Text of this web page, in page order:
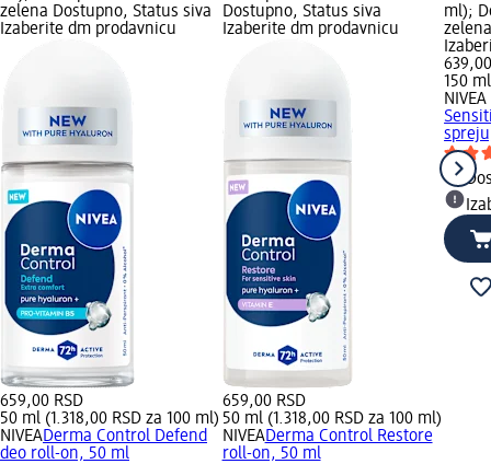
zelena Dostupno, Status siva
Izaberite dm prodavnicu
659,00 RSD
50 ml (1.318,00 RSD za 100 ml)
NIVEADerma Control Defend
deo roll-on, 50 ml
Dostupno, Status siva
Izaberite dm prodavnicu
659,00 RSD
50 ml (1.318,00 RSD za 100 ml)
NIVEADerma Control Restore
roll-on, 50 ml
ml);
150